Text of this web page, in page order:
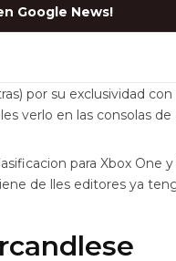
Google News!
por su exclusividad
verlo en las consolas
para Xbox One y
de lles editores ya